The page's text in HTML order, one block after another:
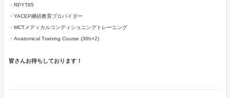
・RPYT85
・YACEP継続教育プロバイダー
・MCTメディカルコンディショニングトレーニング
・Anatomical Training Course (36h×2)
皆さんお待ちしております！